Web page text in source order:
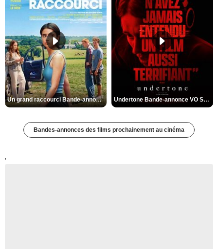
Un grand raccourci Bande-annonce VF Undertone Bande-annonce VO STFR
Bandes-annonces des films prochainement au cinéma
'